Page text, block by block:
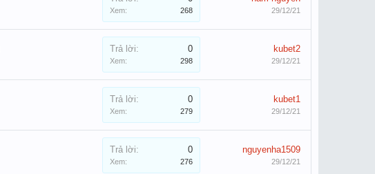
Xem: 268 29/12/21
Trả lời: 0
Xem: 298
kubet2
29/12/21
Trả lời: 0
Xem: 279
kubet1
29/12/21
Trả lời: 0
Xem: 276
nguyenha1509
29/12/21